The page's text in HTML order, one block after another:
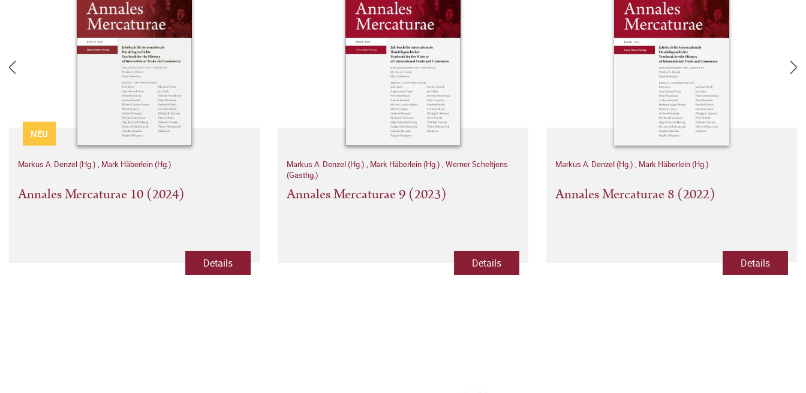
NEU
Markus A. Denzel (Hg.) , Mark Häberlein (Hg.)
Annales Mercaturae 10 (2024)
Details
Markus A. Denzel (Hg.) , Mark Häberlein (Hg.) , Werner Scheltjens
(Gasthg.)
Annales Mercaturae 9 (2023)
Details
Markus A. Denzel (Hg.) , Mark Häberlein (Hg.)
Annales Mercaturae 8 (2022)
Details